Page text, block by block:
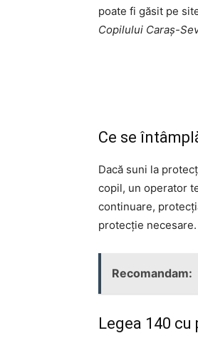
poate fi găsit pe
Copilului Caraş-
Ce se
Dacă suni la
copil, un operator
continuare,
protecție necesare.
Recomandam:
Legea 140